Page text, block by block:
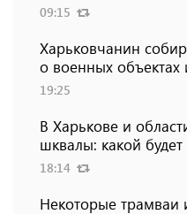
09:15
Харьковчанин
о военных объектах
19:25
В Харькове и
шквалы: какой
18:14
Некоторые трамваи